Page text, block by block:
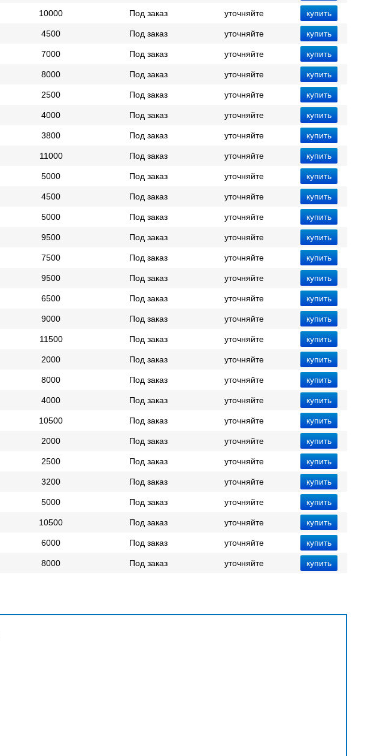
10000 Под заказ уточняйте
4500 Под заказ уточняйте
7000 Под заказ уточняйте
8000 Под заказ уточняйте
2500 Под заказ уточняйте
4000 Под заказ уточняйте
3800 Под заказ уточняйте
11000 Под заказ уточняйте
5000 Под заказ уточняйте
4500 Под заказ уточняйте
5000 Под заказ уточняйте
9500 Под заказ уточняйте
7500 Под заказ уточняйте
9500 Под заказ уточняйте
6500 Под заказ уточняйте
9000 Под заказ уточняйте
11500 Под заказ уточняйте
2000 Под заказ уточняйте
8000 Под заказ уточняйте
4000 Под заказ уточняйте
10500 Под заказ уточняйте
2000 Под заказ уточняйте
2500 Под заказ уточняйте
3200 Под заказ уточняйте
5000 Под заказ уточняйте
10500 Под заказ уточняйте
6000 Под заказ уточняйте
8000 Под заказ уточняйте